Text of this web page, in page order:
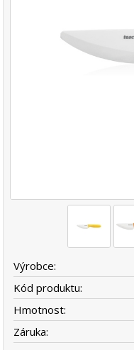
Výrobce:
Kód produktu:
Hmotnost:
Záruka: